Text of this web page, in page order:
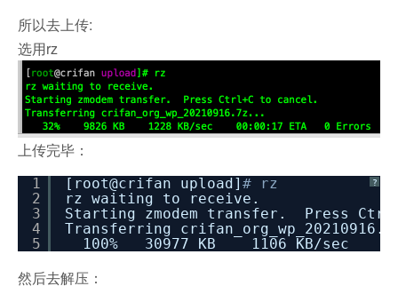
所以去上传:
选用rz
上传完毕：
?
1
2
3
4
5
[root@crifan upload] # rz
rz waiting to receive.
Starting zmodem transfer. Press
Transferring
100% 30977 KB 1106 KB/
然后去解压：